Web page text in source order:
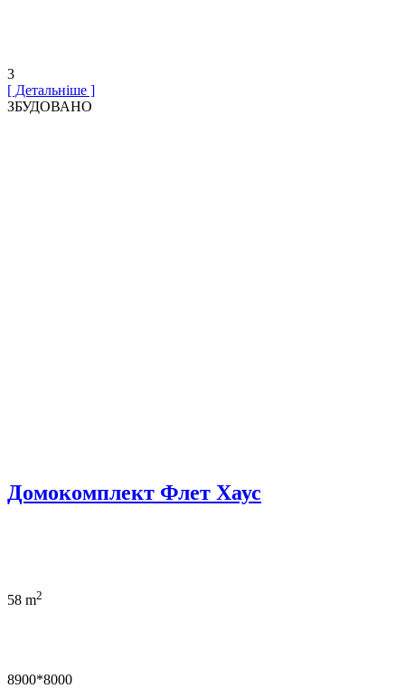
3
[ Детальніше ]
ЗБУДОВАНО
Домокомплект Флет Хаус
58 m2
8900*8000